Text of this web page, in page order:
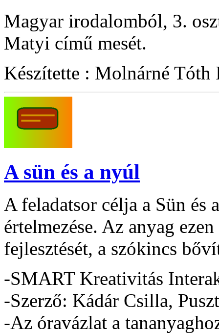
Magyar irodalomból, 3.
Matyi című mesét.
Készítette : Molnárné Tóth
A sün és a nyúl
A feladatsor célja a Sün és
értelmezése. Az anyag
fejlesztését, a szókincs
-SMART Kreativitás
-Szerző: Kádár Csilla,
-Az óravázlat a